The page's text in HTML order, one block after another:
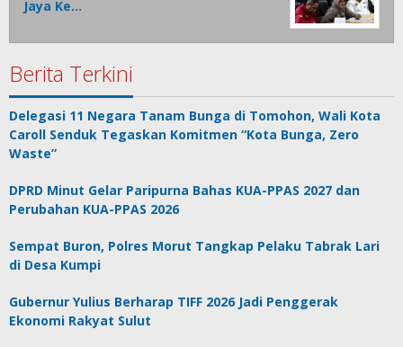
Jaya Ke…
Berita Terkini
Delegasi 11 Negara Tanam Bunga di Tomohon, Wali Kota
Caroll Senduk Tegaskan Komitmen “Kota Bunga, Zero
Waste”
DPRD Minut Gelar Paripurna Bahas KUA-PPAS 2027 dan
Perubahan KUA-PPAS 2026
Sempat Buron, Polres Morut Tangkap Pelaku Tabrak Lari
di Desa Kumpi
Gubernur Yulius Berharap TIFF 2026 Jadi Penggerak
Ekonomi Rakyat Sulut